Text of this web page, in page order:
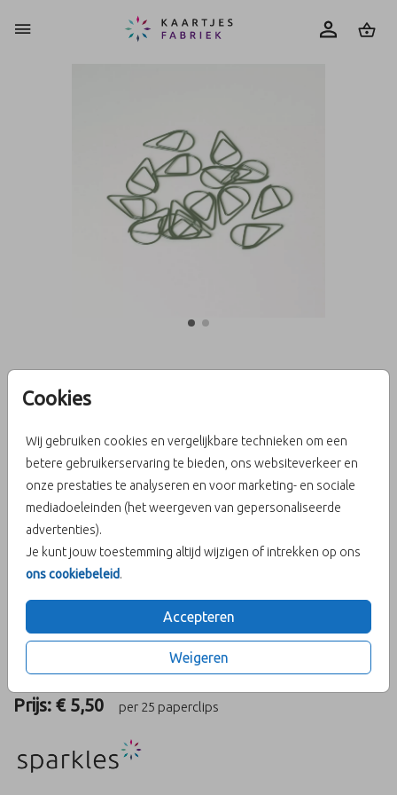
Cookies
Wij gebruiken cookies en vergelijkbare technieken om een
betere gebruikerservaring te bieden, ons websiteverkeer en
onze prestaties te analyseren en voor marketing- en sociale
mediadoeleinden (het weergeven van gepersonaliseerde
advertenties).
Je kunt jouw toestemming altijd wijzigen of intrekken op ons
ons cookiebeleid.
Accepteren
Weigeren
Druppelvormige,
eucalyptuskleurige
paperclips (25)
Aantal
Druppelvormige, eucalyptuskleurige paperclips (25 stuks).
Formaat: 1,5 cm (breedte) x 2,7 cm (lengte).
Prijs: € 5,50 per 25 paperclips